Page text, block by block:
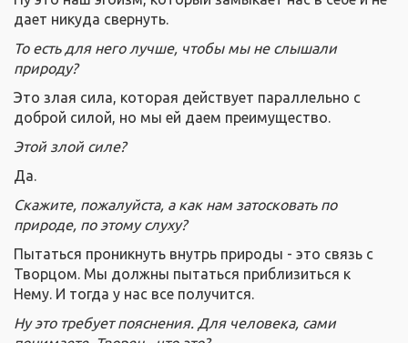
дает никуда свернуть.
То есть для него лучше, чтобы мы не слышали
природу?
Это злая сила, которая действует параллельно с
доброй силой, но мы ей даем преимущество.
Этой злой силе?
Да.
Скажите, пожалуйста, а как нам затосковать по
природе, по этому слуху?
Пытаться проникнуть внутрь природы - это связь с
Творцом. Мы должны пытаться приблизиться к
Нему. И тогда у нас все получится.
Ну это требует пояснения. Для человека, сами